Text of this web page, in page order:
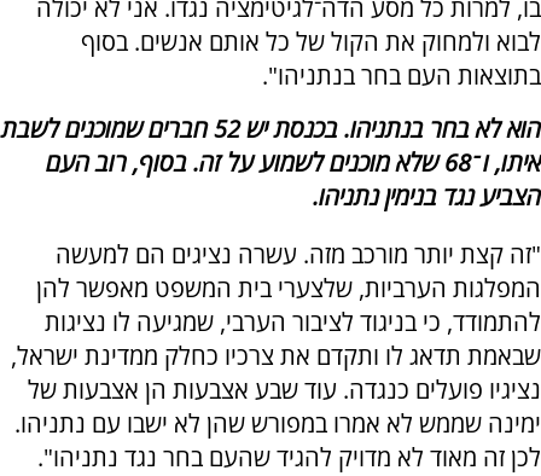
בו, למרות כל מסע הדה־לגיטימציה נגדו. אני לא יכולה
לבוא ולמחוק את הקול של כל אותם אנשים. בסוף
בתוצאות העם בחר בנתניהו".
הוא לא בחר בנתניהו. בכנסת יש 52 חברים שמוכנים לשבת
איתו, ו־68 שלא מוכנים לשמוע על זה. בסוף, רוב העם
הצביע נגד בנימין נתניהו.
"זה קצת יותר מורכב מזה. עשרה נציגים הם למעשה
המפלגות הערביות, שלצערי בית המשפט מאפשר להן
להתמודד, כי בניגוד לציבור הערבי, שמגיעה לו נציגות
שבאמת תדאג לו ותקדם את צרכיו כחלק ממדינת ישראל,
נציגיו פועלים כנגדה. עוד שבע אצבעות הן אצבעות של
ימינה שממש לא אמרו במפורש שהן לא ישבו עם נתניהו.
לכן זה מאוד לא מדויק להגיד שהעם בחר נגד נתניהו".